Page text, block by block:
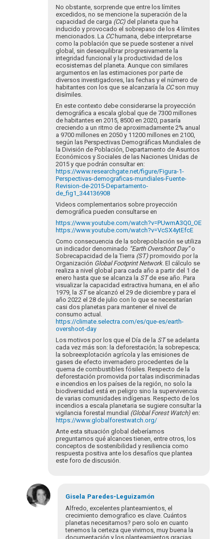
No obstante, sorprende que entre los límites
excedidos, no se mencione la superación de la
capacidad de carga (CC)del planeta que ha
inducido y provocado el sobrepaso de los 4 límites
mencionados. La CChumana, debe interpretarse
como la población que se puede sostener a nivel
global, sin desequilibrar progresivamente la
integridad funcional y la productividad de los
ecosistemas del planeta. Aunque con similares
argumentos en las estimaciones por parte de
diversos investigadores, las fechas y el número de
habitantes con los que se alcanzaría la CCson muy
disímiles.
En este contexto debe considerarse la proyección
demográfica a escala global que de 7300 millones
de habitantes en 2015, 8500 en 2020, pasaría
creciendo a un ritmo de aproximadamente 2% anual
a 9700 millones en 2050 y 11200 millones en 2100,
según las Perspectivas Demográficas Mundiales de
la División de Población, Departamento de Asuntos
Económicos y Sociales de las Naciones Unidas de
2015 y que podrán consultar en:
https://www.researchgate.net/figure/Figura-1-
Perspectivas-demograficas-mundiales-Fuente-
Revision-de-2015-Departamento-
de_fig1_344136908
Videos complementarios sobre proyección
demográfica pueden consultarse en
https://www.youtube.com/watch?v=PUwmA3Q0_OE
https://www.youtube.com/watch?v=VcSX4ytEfcE
Como consecuencia de la sobrepoblación se utiliza
un indicador denominado “Earth Overshoot Day”o
Sobrecapacidad de la Tierra (ST)promovido por la
Organización Global Footprint Network. El cálculo se
realiza a nivel global para cada año a partir del 1 de
enero hasta que se alcanza la STde ese año. Para
visualizar la capacidad extractiva humana, en el año
1979, la STse alcanzó el 29 de diciembre y para el
año 2022 el 28 de julio con lo que se necesitarían
casi dos planetas para mantener el nivel de
consumo actual.
https://climate.selectra.com/es/que-es/earth-
overshoot-day
Los motivos por los que el Día de la STse adelanta
cada vez más son: la deforestación; la sobrepesca;
la sobreexplotación agrícola y las emisiones de
gases de efecto invernadero procedentes de la
quema de combustibles fósiles. Respecto de la
deforestación promovida por talas indiscriminadas
e incendios en los países de la región, no solo la
biodiversidad está en peligro sino la supervivencia
de varias comunidades indígenas. Respecto de los
incendios a escala planetaria se sugiere consultar la
vigilancia forestal mundial (Global Forest Watch)en:
https://www.globalforestwatch.org/
Ante esta situación global deberíamos
preguntarnos qué alcances tienen, entre otros, los
conceptos de sostenibilidad y resiliencia como
respuesta positiva ante los desafíos que plantea
este foro de discusión.
Gisela Paredes-Leguizamón
Alfredo, excelentes planteamientos, el
crecimiento demografico es clave. Cuántos
planetas necesitamos? pero solo en cuanto
tenemos la certeza que vivimos, muy buena la
documentación y los planteamientos gracias